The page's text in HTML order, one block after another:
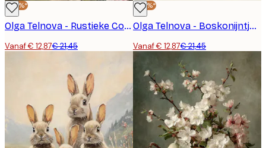
-40%*
Olga Telnova - Rustieke Cottage Tuin Kippen Poster
Vanaf € 12,87€ 21,45
-40%*
Olga Telnova - Boskonijntje Poster
Vanaf € 12,87€ 21,45